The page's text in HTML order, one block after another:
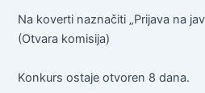
Na koverti naznačiti „Prijava na
(Otvara komisija)
Konkurs ostaje otvoren 8 dana.